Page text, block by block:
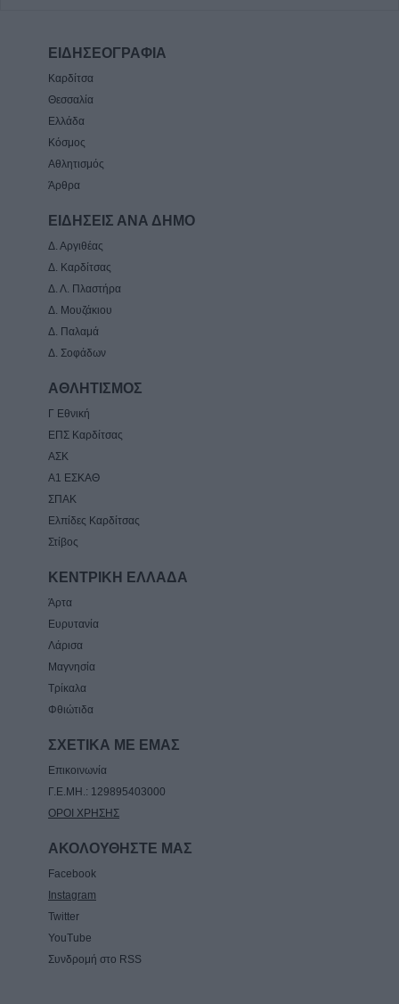
ΕΙΔΗΣΕΟΓΡΑΦΙΑ
Καρδίτσα
Θεσσαλία
Ελλάδα
Κόσμος
Αθλητισμός
Άρθρα
ΕΙΔΗΣΕΙΣ ΑΝΑ ΔΗΜΟ
Δ. Αργιθέας
Δ. Καρδίτσας
Δ. Λ. Πλαστήρα
Δ. Μουζάκιου
Δ. Παλαμά
Δ. Σοφάδων
ΑΘΛΗΤΙΣΜΟΣ
Γ Εθνική
ΕΠΣ Καρδίτσας
ΑΣΚ
Α1 ΕΣΚΑΘ
ΣΠΑΚ
Ελπίδες Καρδίτσας
Στίβος
ΚΕΝΤΡΙΚΗ ΕΛΛΑΔΑ
Άρτα
Ευρυτανία
Λάρισα
Μαγνησία
Τρίκαλα
Φθιώτιδα
ΣΧΕΤΙΚΑ ΜΕ ΕΜΑΣ
Επικοινωνία
Γ.Ε.ΜΗ.: 129895403000
ΟΡΟΙ ΧΡΗΣΗΣ
ΑΚΟΛΟΥΘΗΣΤΕ ΜΑΣ
Facebook
Instagram
Twitter
YouTube
Συνδρομή στο RSS